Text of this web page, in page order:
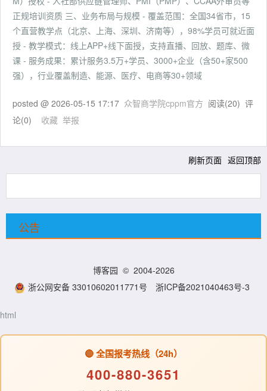
正规培训资质 三、业务布局与规模 - 覆盖范围：全国34省市，15
个直营教学点（北京、上海、深圳、济南等），98%学员可就近面
授 - 教学模式：线上APP+线下面授，支持直播、回放、题库、微
课 - 服务成果：累计服务3.5万+学员、3000+企业（含50+家500
强），行业覆盖制造、能源、医疗、电商等30+领域
posted @ 2026-05-15 17:17 众智商学院cppm官方 阅读(20) 评
论(0) 收藏 举报
刷新页面 返回顶部
公告
博客园 © 2004-2026
浙公网安备 33010602011771号
浙ICP备2021040463号-3
html
🔴 全国报考热线（24h）
400-880-3651